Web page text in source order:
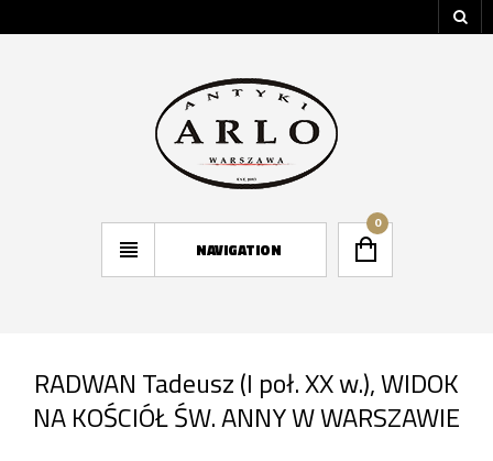
NAVIGATION
0
RADWAN Tadeusz (I poł. XX w.), WIDOK
NA KOŚCIÓŁ ŚW. ANNY W WARSZAWIE